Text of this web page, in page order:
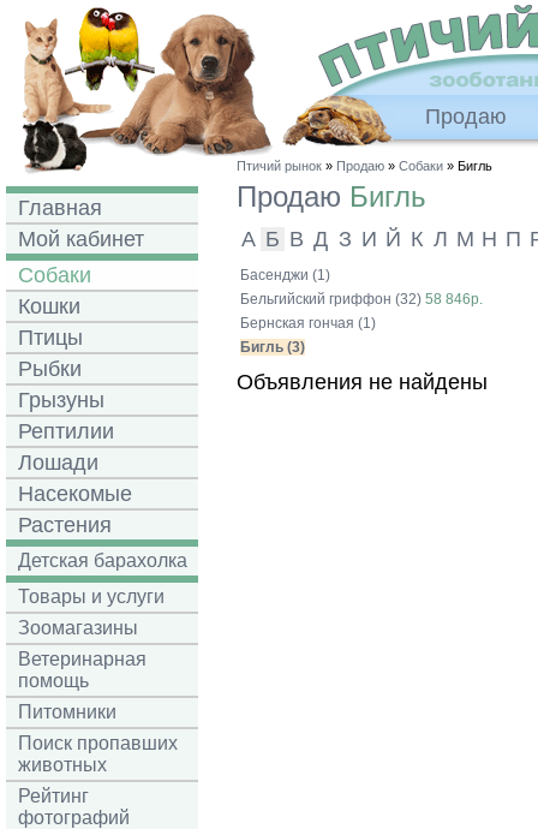
Продаю
Главная
Мой кабинет
Собаки
Кошки
Птицы
Рыбки
Грызуны
Рептилии
Лошади
Насекомые
Растения
Детская барахолка
Товары и услуги
Зоомагазины
Ветеринарная
помощь
Питомники
Поиск пропавших
животных
Рейтинг
фотографий
Птичий рынок » Продаю » Собаки » Бигль
Продаю Бигль
А Б В Д З И Й К Л М Н П
Басенджи (1)
Бельгийский гриффон (32) 58 846р.
Бернская гончая (1)
Бигль (3)
Объявления не найдены